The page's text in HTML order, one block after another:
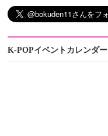
K-POPイベントカレンダー